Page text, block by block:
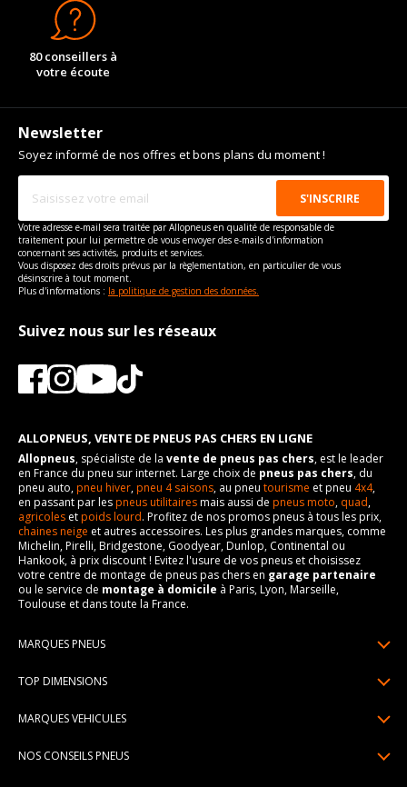
80 conseillers à
votre écoute
Newsletter
Soyez informé de nos offres et bons plans du moment !
Votre adresse e-mail sera traitée par Allopneus en qualité de responsable de
traitement pour lui permettre de vous envoyer des e-mails d'information
concernant ses activités, produits et services.
Vous disposez des droits prévus par la règlementation, en particulier de vous
désinscrire à tout moment.
Plus d'informations : la politique de gestion des données.
Suivez nous sur les réseaux
ALLOPNEUS, VENTE DE PNEUS PAS CHERS EN LIGNE
Allopneus, spécialiste de la vente de pneus pas chers, est le leader
en France du pneu sur internet. Large choix de pneus pas chers, du
pneu auto,pneu hiver,pneu 4 saisons, au pneu tourisme et pneu 4x4,
en passant par lespneus utilitairesmais aussi de pneus moto, quad,
agricoles etpoids lourd. Profitez de nos promos pneus à tous les prix,
chaines neige et autres accessoires. Les plus grandes marques, comme
Michelin, Pirelli, Bridgestone, Goodyear, Dunlop, Continental ou
Hankook, à prix discount ! Evitez l'usure de vos pneus et choisissez
votre centre de montage de pneus pas chers en garage partenaire
ou le service de montage à domicile à Paris, Lyon, Marseille,
Toulouse et dans toute la France.
MARQUES PNEUS
Pneus Continental
TOP DIMENSIONS
195/65R15
MARQUES VEHICULES
NOS CONSEILS PNEUS